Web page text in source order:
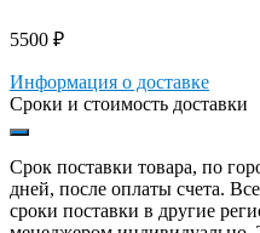
5500 ₽
Информация о доставке
Сроки и стоимость доставки
Срок поставки товара, по
дней, после оплаты счета.
сроки поставки в другие